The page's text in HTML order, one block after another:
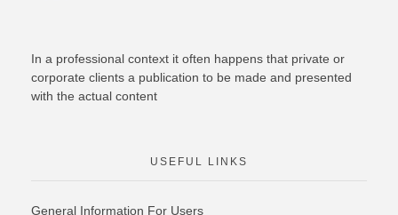
In a professional context it often happens that private or
corporate clients a publication to be made and presented
with the actual content
USEFUL LINKS
General Information For Users